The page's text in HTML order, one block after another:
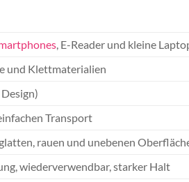
, E-Reader und kleine
und Klettmaterialien
Transport
rauen und unebenen
wiederverwendbar, starker Halt